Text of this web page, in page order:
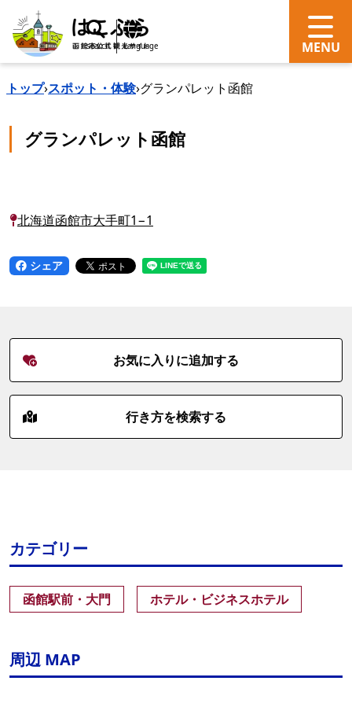
search Language
トップ›スポット・体験›グランパレット函館
グランパレット函館
北海道函館市大手町1−1
シェア
お気に入りに追加する
行き方を検索する
カテゴリー
函館駅前・大門 ホテル・ビジネスホテル
周辺 MAP